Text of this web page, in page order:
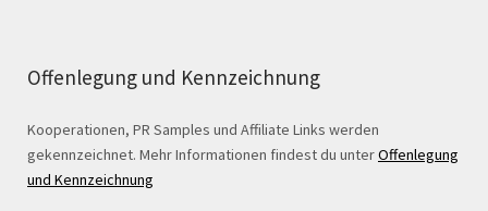
Offenlegung und Kennzeichnung
Kooperationen, PR Samples und Affiliate Links werden
gekennzeichnet. Mehr Informationen findest du unterOffenlegung
und Kennzeichnung